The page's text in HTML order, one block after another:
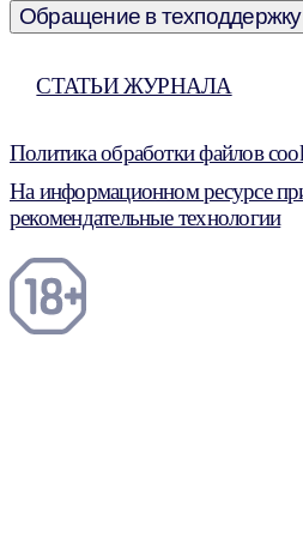
Обращение в техподдержку
СТАТЬИ ЖУРНАЛА
Политика обработки файлов
На информационном ресурсе
рекомендательные технологии